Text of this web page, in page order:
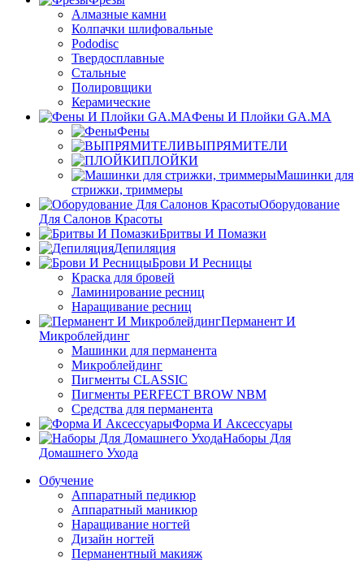
Алмазные камни
Колпачки шлифовальные
Pododisc
Твердосплавные
Стальные
Полировщики
Керамические
Фены И Плойки GA.MA
Фены
ВЫПРЯМИТЕЛИ
ПЛОЙКИ
Машинки для
стрижки, триммеры
Оборудование
Для Салонов Красоты
Бритвы И Помазки
Депиляция
Брови И Ресницы
Краска для бровей
Ламинирование ресниц
Наращивание ресниц
Перманент И
Микроблейдинг
Машинки для перманента
Микроблейдинг
Пигменты CLASSIC
Пигменты PERFECT BROW NBM
Средства для перманента
Форма И Аксессуары
Наборы Для
Домашнего Ухода
Обучение
Аппаратный педикюр
Аппаратный маникюр
Наращивание ногтей
Дизайн ногтей
Перманентный макияж